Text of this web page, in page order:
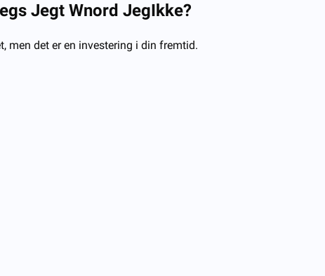
s Jegt Wnord JegIkke?
men det er en investering i din fremtid.